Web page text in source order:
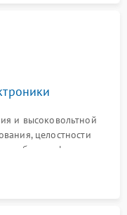
и высоковольтной
целостности
флажков и
бумаги).